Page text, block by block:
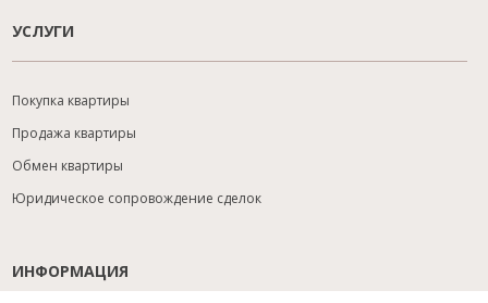
УСЛУГИ
Покупка квартиры
Продажа квартиры
Обмен квартиры
Юридическое сопровождение сделок
ИНФОРМАЦИЯ